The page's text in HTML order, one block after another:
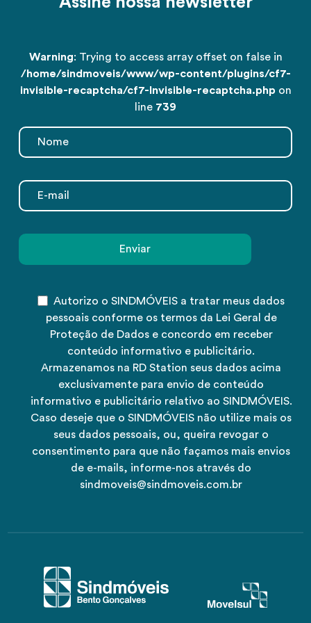
Warning: Trying to access array offset on false in
/home/sindmoveis/www/wp-content/plugins/cf7-
invisible-recaptcha/cf7-Invisible-recaptcha.php on
line 739
Autorizo o SINDMÓVEIS a tratar meus dados
pessoais conforme os termos da Lei Geral de
Proteção de Dados e concordo em receber
conteúdo informativo e publicitário.
Armazenamos na RD Station seus dados acima
exclusivamente para envio de conteúdo
informativo e publicitário relativo ao SINDMÓVEIS.
Caso deseje que o SINDMÓVEIS não utilize mais os
seus dados pessoais, ou, queira revogar o
consentimento para que não façamos mais envios
de e-mails, informe-nos através do
sindmoveis@sindmoveis.com.br